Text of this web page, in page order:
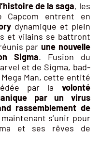
de la saga, les
entrent en
dynamique et plein
et vilains se battront
par une nouvelle
Sigma. Fusion du
et de Sigma, bad-
Man, cette entité
par la volonté
par un virus
rassemblement de
s’unir pour
et ses rêves de